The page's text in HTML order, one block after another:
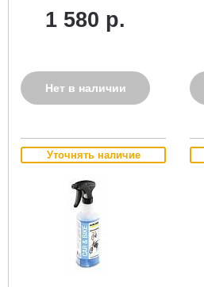
1 580 р.
Нет в наличии
Уточнять наличие